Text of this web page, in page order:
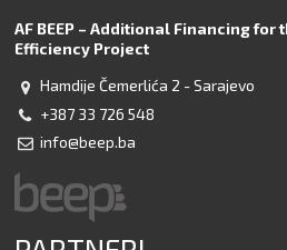
AF BEEP – Additional Financing for
Efficiency Project
Hamdije Čemerlića 2 - Sarajevo
+387 33 726 548
info@beep.ba